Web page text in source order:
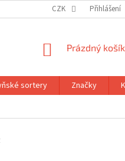
CZK Přihlášení
NÁKUPNÍ
Prázdný košík
sortery Značky